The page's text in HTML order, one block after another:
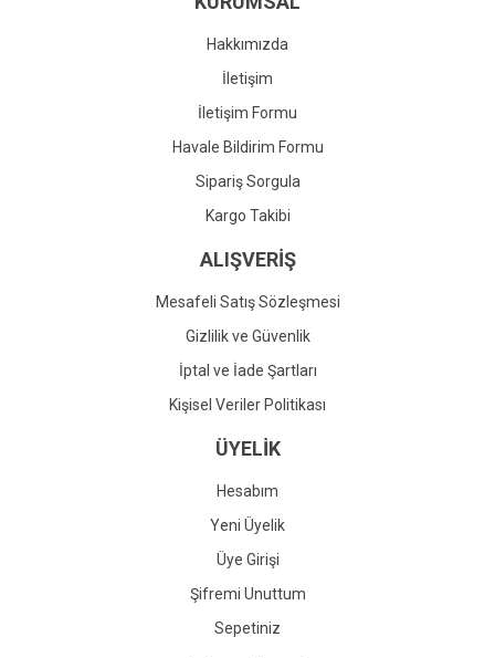
Gönder
Hakkımızda
İletişim
İletişim Formu
Havale Bildirim Formu
Sipariş Sorgula
Kargo Takibi
ALIŞVERİŞ
Mesafeli Satış Sözleşmesi
Gizlilik ve Güvenlik
İptal ve İade Şartları
Kişisel Veriler Politikası
ÜYELİK
Hesabım
Yeni Üyelik
Üye Girişi
Şifremi Unuttum
Sepetiniz